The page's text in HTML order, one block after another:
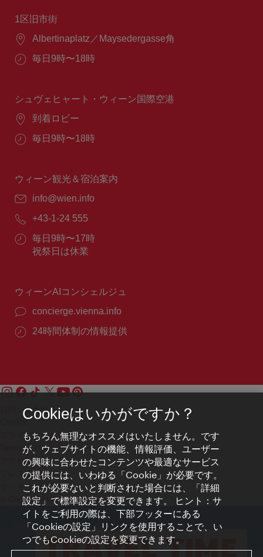
1区旧市街
場
Albertinaplatz／Maysedergasse角
営
間：
毎日9時〜18時
シュヴェヒャート・ウィーン国際空港
場
到着ロビー
営
間：
毎日9時〜18時
ウィーン観光＆宿泊案内
E
ー
ル：
info@wien.info
電
番
号：
+43-1-24 555
営
業
毎日9時〜17時
祝祭日は休業
ウィーンAIコンシェルジュ
concierge.vienna.info
24時間体制の情報提供
お問い合わせ
Credits
プライバシーポリシー
Terms of Use
アクセシビリティ
プレス連絡先
クッキーの設定
© Copyright WienTourismus
Cookieはいかがですか？
もちろん無理なオススメはいたしません。です
が、ウェブサイトの機能、情報評価、ユーザー
の興味に合わせたコンテンツや最適なサービス
の提供には、いわゆる「Cookie」が必要です。
これが必要ないと判断された場合には、「詳細
設定」で標準設定を変更できます。 ヒント：サ
イトをご利用の際は、下部フッターにある
「Cookieの設定」リンクを使用することで、い
つでもCookieの設定を変更できます。